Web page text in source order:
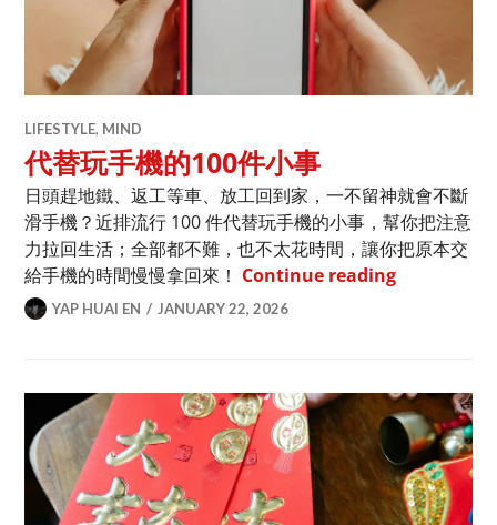
LIFESTYLE, MIND
代替玩手機的100件小事
日頭趕地鐵、返工等車、放工回到家，一不留神就會不斷
滑手機？近排流行 100 件代替玩手機的小事，幫你把注意
力拉回生活；全部都不難，也不太花時間，讓你把原本交
給手機的時間慢慢拿回來！ Continue reading代替玩手機
YAP HUAI EN JANUARY 22, 2026